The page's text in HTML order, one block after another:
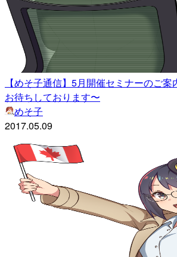
【めそ子通信】5月開催セミナーのご
お待ちしております〜
めそ子
2017.05.09